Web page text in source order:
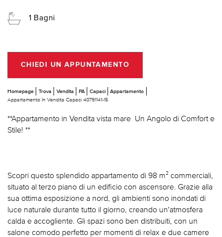
1 Bagni
CHIEDI UN APPUNTAMENTO
Homepage Trova Vendita PA Capaci
Appartamento
Appartamento In Vendita Capaci 40791141-15
**Appartamento in Vendita vista mare  Un Angolo di Comfort e
Stile! **
Scopri questo splendido appartamento di 98 m² commerciali,
situato al terzo piano di un edificio con ascensore. Grazie alla
sua ottima esposizione a nord, gli ambienti sono inondati di
luce naturale durante tutto il giorno, creando un'atmosfera
calda e accogliente. Gli spazi sono ben distribuiti, con un
salone comodo perfetto per momenti di relax e due camere